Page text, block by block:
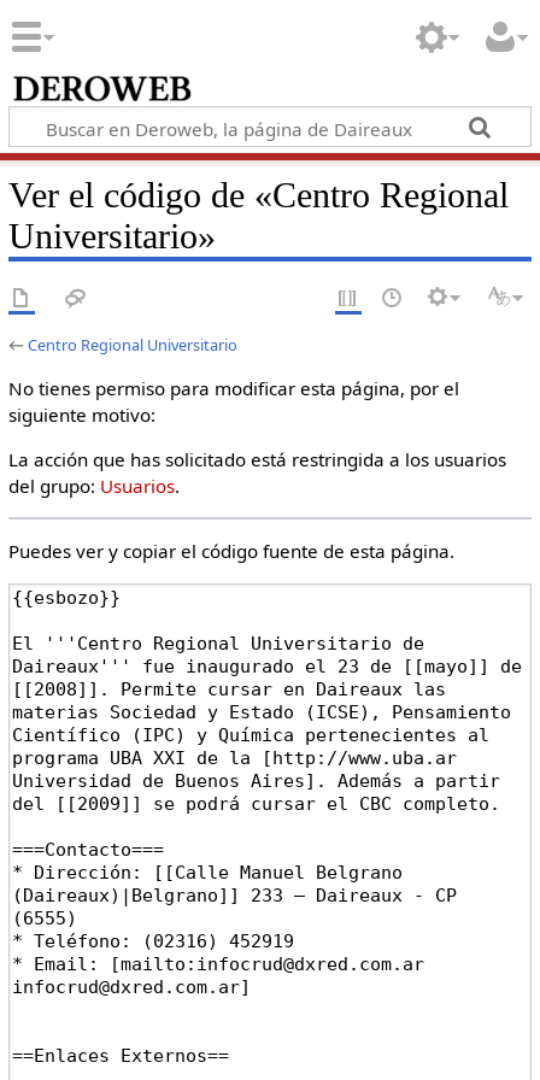
Ver el código de «Centro Regional
Universitario»
←Centro Regional Universitario
No tienes permiso para modificar esta página, por el
siguiente motivo:
La acción que has solicitado está restringida a los usuarios
del grupo: Usuarios.
Puedes ver y copiar el código fuente de esta página.